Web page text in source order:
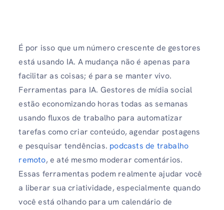
É por isso que um número crescente de gestores
está usando IA. A mudança não é apenas para
facilitar as coisas; é para se manter vivo.
Ferramentas para IA. Gestores de mídia social
estão economizando horas todas as semanas
usando fluxos de trabalho para automatizar
tarefas como criar conteúdo, agendar postagens
e pesquisar tendências. podcasts de trabalho
remoto, e até mesmo moderar comentários.
Essas ferramentas podem realmente ajudar você
a liberar sua criatividade, especialmente quando
você está olhando para um calendário de